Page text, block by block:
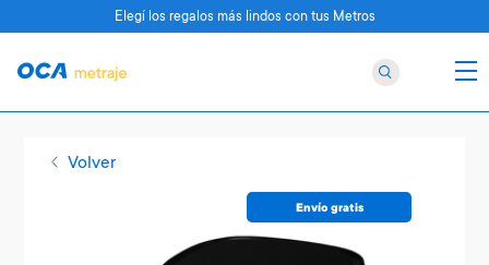
Volver
Envío gratis
Elegí los regalos más lindos con tus Metros